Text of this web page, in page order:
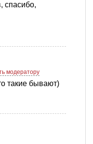
спасибо,
модератору
такие бывают)